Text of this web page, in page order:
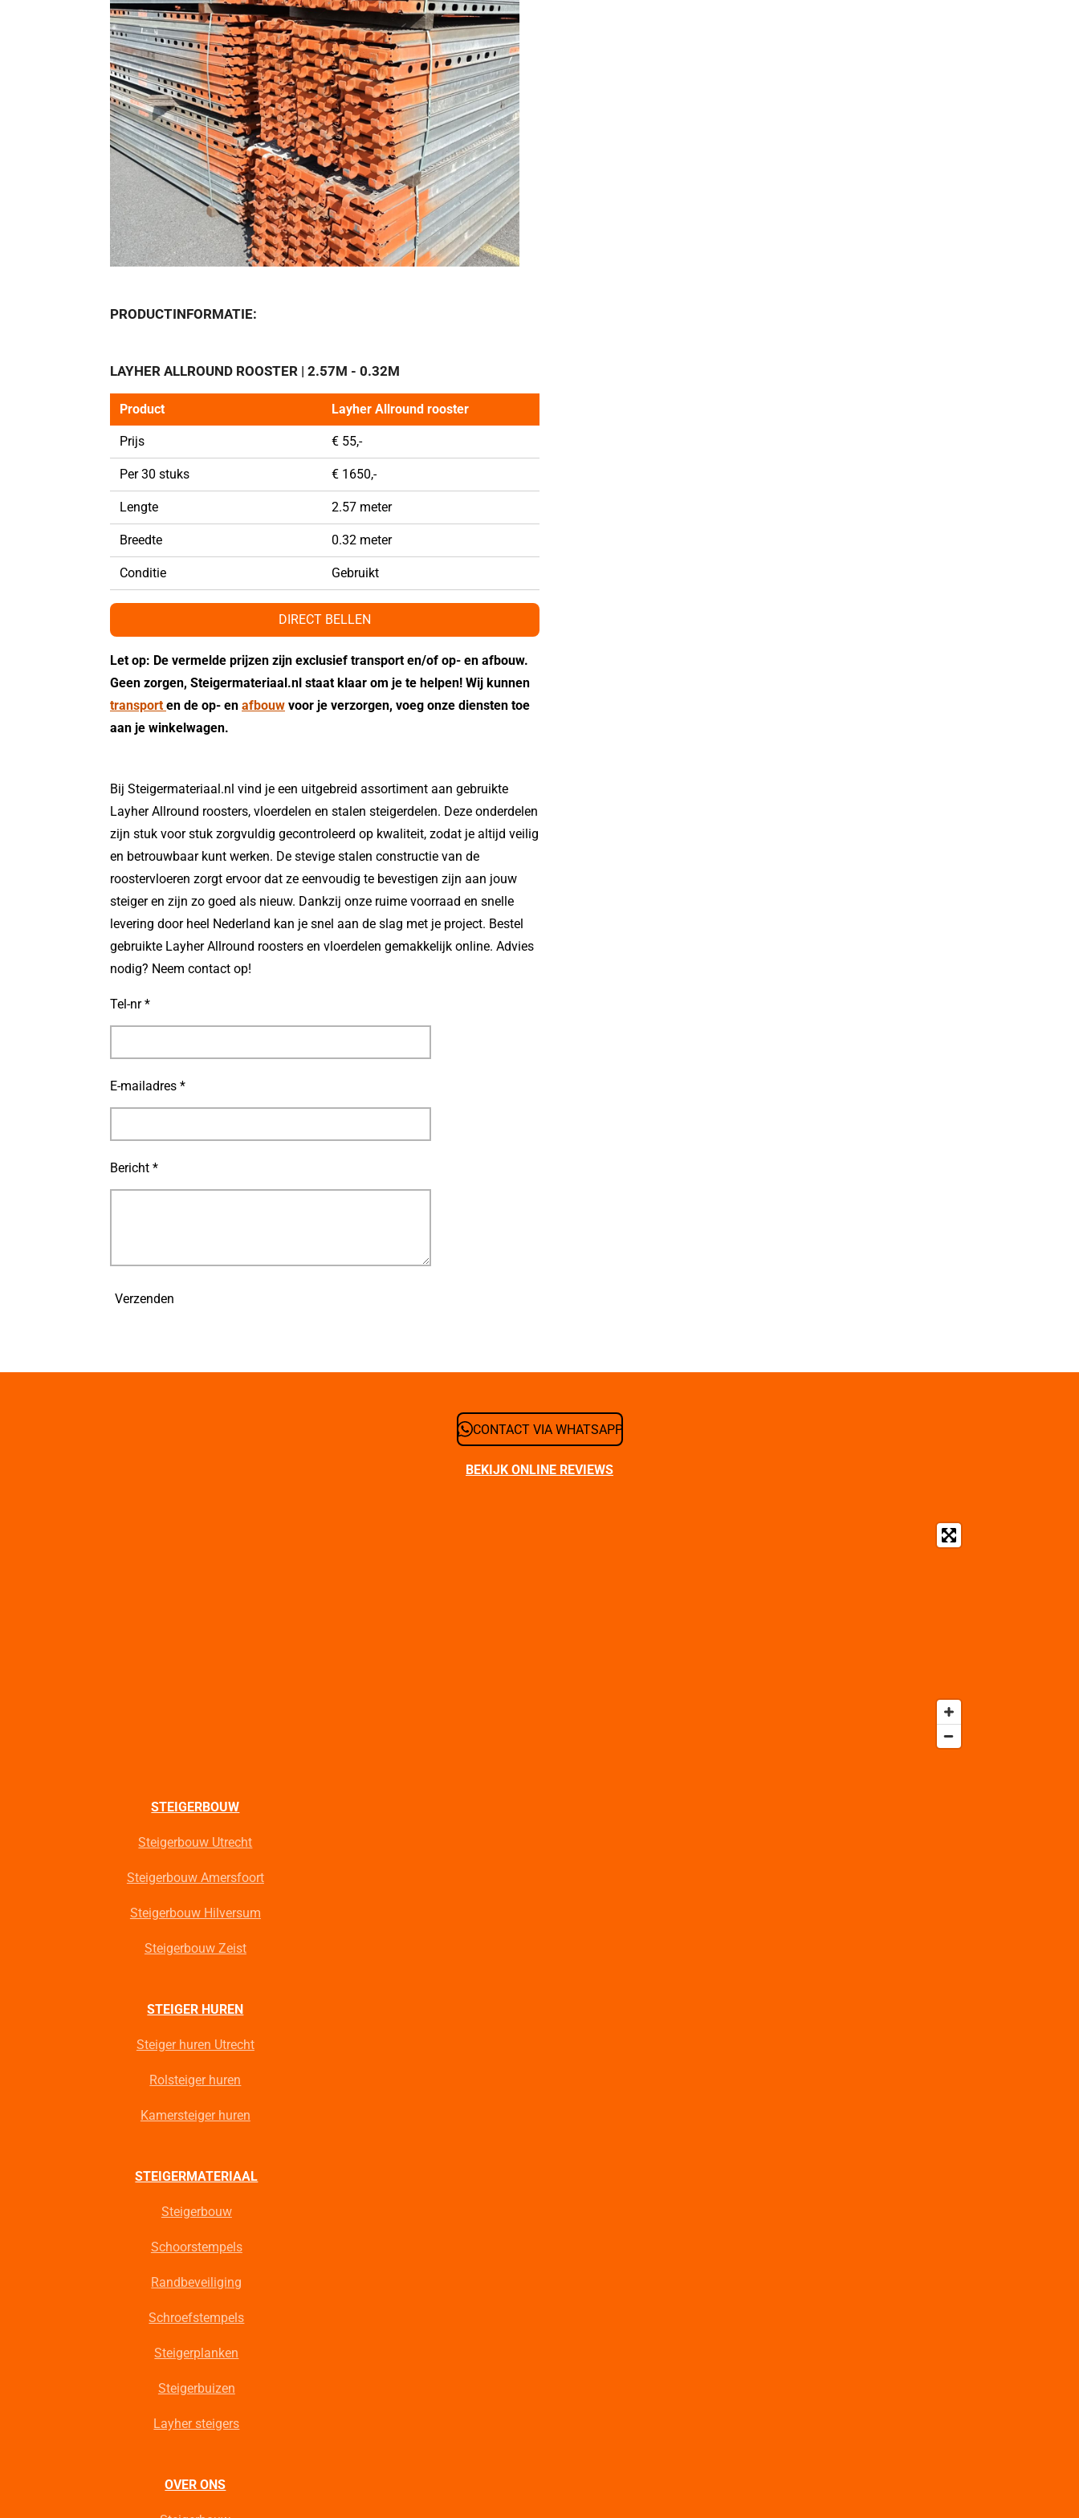
PRODUCTINFORMATIE:
LAYHER ALLROUND ROOSTER | 2.57M - 0.32M
Product Layher Allround rooster
Prijs € 55,-
Per 30 stuks € 1650,-
Lengte 2.57 meter
Breedte 0.32 meter
Conditie Gebruikt
DIRECT BELLEN
Let op: De vermelde prijzen zijn exclusief transport en/of op- en afbouw.
Geen zorgen, Steigermateriaal.nl staat klaar om je te helpen! Wij kunnen
transport en de op- en afbouw voor je verzorgen, voeg onze diensten toe
aan je winkelwagen.
Bij Steigermateriaal.nl vind je een uitgebreid assortiment aan gebruikte
Layher Allround roosters, vloerdelen en stalen steigerdelen. Deze onderdelen
zijn stuk voor stuk zorgvuldig gecontroleerd op kwaliteit, zodat je altijd veilig
en betrouwbaar kunt werken. De stevige stalen constructie van de
roostervloeren zorgt ervoor dat ze eenvoudig te bevestigen zijn aan jouw
steiger en zijn zo goed als nieuw. Dankzij onze ruime voorraad en snelle
levering door heel Nederland kan je snel aan de slag met je project. Bestel
gebruikte Layher Allround roosters en vloerdelen gemakkelijk online. Advies
nodig? Neem contact op!
Tel-nr *
E-mailadres *
Bericht *
Verzenden
CONTACT VIA WHATSAPP
BEKIJK ONLINE REVIEWS
STEIGERBOUW
Steigerbouw Utrecht
Steigerbouw Amersfoort
Steigerbouw Hilversum
Steigerbouw Zeist
STEIGER HUREN
Steiger huren Utrecht
Rolsteiger huren
Kamersteiger huren
STEIGERMATERIAAL
Steigerbouw
Schoorstempels
Randbeveiliging
Schroefstempels
Steigerplanken
Steigerbuizen
Layher steigers
OVER ONS